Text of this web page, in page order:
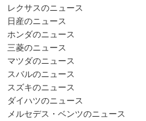
レクサスのニュース
日産のニュース
ホンダのニュース
三菱のニュース
マツダのニュース
スバルのニュース
スズキのニュース
ダイハツのニュース
メルセデス・ベンツのニュース